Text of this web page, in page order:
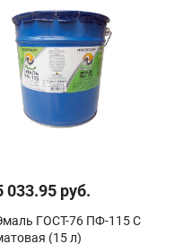
033.95 руб.
ГОСТ-76 ПФ-115 С
(15 л)